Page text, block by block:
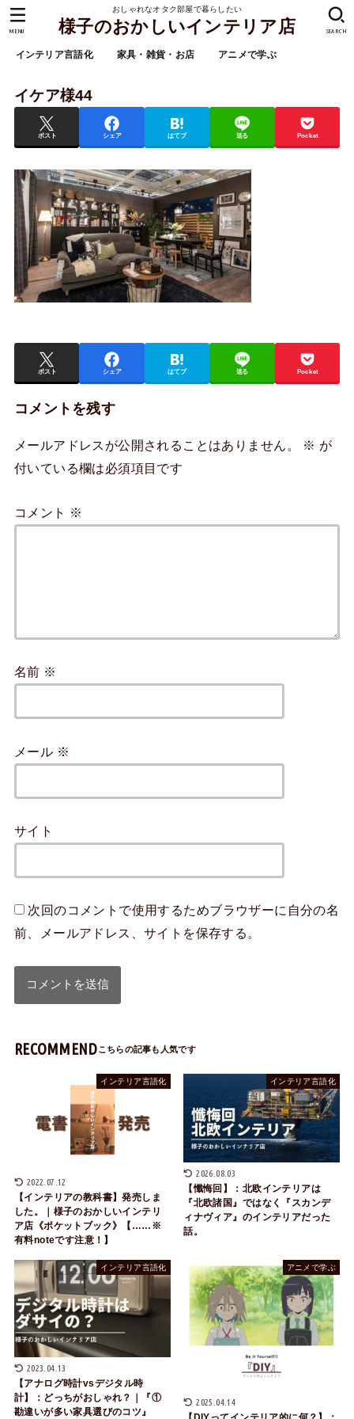
おしゃれなオタク部屋で暮らしたい
様子のおかしいインテリア店
インテリア言語化 家具・雑貨・お店 アニメで学ぶ
SEARCH
MENU
イケア様44
ポスト シェア はてブ 送る Pocket
ポスト シェア はてブ 送る Pocket
コメントを残す
メールアドレスが公開されることはありません。 ※ が
付いている欄は必須項目です
コメント ※
名前 ※
メール ※
サイト
次回のコメントで使用するためブラウザーに自分の名
前、メールアドレス、サイトを保存する。
RECOMMEND
インテリア言語化
2022.07.12
【インテリアの教科書】発売しま
した。｜様子のおかしいインテリ
ア店《ポケットブック》【……※
有料noteです注意！】
インテリア言語化
2026.08.03
【懺悔回】：北欧インテリアは
『北欧諸国』ではなく『スカンデ
ィナヴィア』のインテリアだった
話。
インテリア言語化
2023.04.13
【アナログ時計vsデジタル時
計】：どっちがおしゃれ？｜『①
勘違いが多い家具選びのコツ』
アニメで学ぶ
2025.04.14